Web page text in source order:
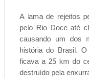
A lama de rejeitos
pelo Rio Doce até
causando um dos
história do Brasil.
ficava a 25 km do
destruído pela